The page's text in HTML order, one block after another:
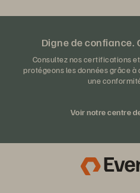
Digne de confiance.
Consultez nos certifications
protégeons les données grâce
une
Voir notre centre